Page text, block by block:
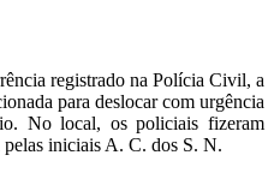
registrado na Polícia Civil, a
para deslocar com urgência
No local, os policiais fizeram
iniciais A. C. dos S. N.